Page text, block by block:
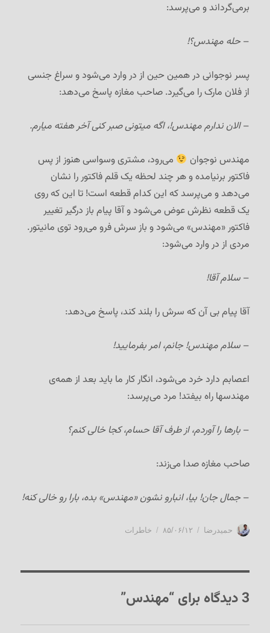
برمی‌گرداند و می‌پرسد:
–حله مهندس؟!
پسر نوجوانی در همین حین از در وارد می‌شود و سراغ جنسی
از فلان مارک را می‌گیرد. صاحب مغازه پاسخ می‌دهد:
–الان ندارم مهندس!، اگه میتونی صبر کنی آخر هفته میارم.
مهندس نوجوان
می‌رود، مشتری وسواسی هنوز از پس
فاکتور برنیامده و هر چند لحظه یک قلم فاکتور را نشان
می‌دهد و می‌پرسد که این کدام قطعه است! تا این که روی
یک قطعه نظرش عوض می‌شود و آقا پیام باز درگیر تغییر
فاکتور «مهندس» می‌شود و باز سرش فرو می‌رود توی مانیتور.
مردی از در وارد می‌شود:
–سلام آقا!
آقا پیام بی‌ آن که سرش را بلند کند، پاسخ می‌دهد:
–سلام مهندس! جانم، امر بفرمایید!
اعصابم دارد خرد می‌شود، انگار کار ما باید بعد از همه‌ی
مهندسها راه بیفتد! مرد می‌پرسد:
–بارها را آوردم، از طرف آقا حسام، کجا خالی کنم؟
صاحب مغازه صدا می‌زند:
–جمال جان! بیا، انبارو نشون «مهندس» بده، بارا رو خالی کنه!
نویسنده
حمیدرضا
ارسال
۸۵/۰۶/۱۲ دسته‌ها
خاطرات
3 دیدگاه برای “مهندس”